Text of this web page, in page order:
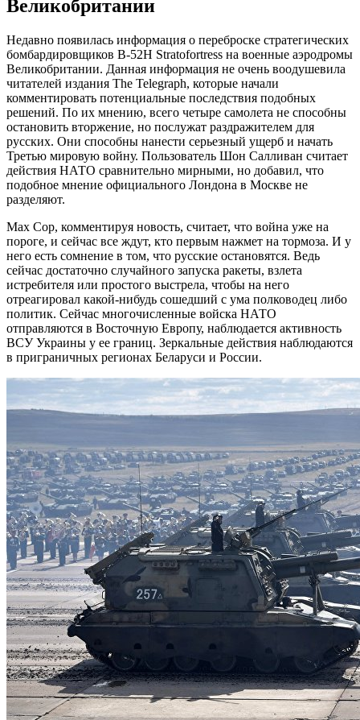
Великобритании
Недавно появилась информация о переброске стратегических
бомбардировщиков B-52H Stratofortress на военные аэродромы
Великобритании. Данная информация не очень воодушевила
читателей издания The Telegraph, которые начали
комментировать потенциальные последствия подобных
решений. По их мнению, всего четыре самолета не способны
остановить вторжение, но послужат раздражителем для
русских. Они способны нанести серьезный ущерб и начать
Третью мировую войну. Пользователь Шон Салливан считает
действия НАТО сравнительно мирными, но добавил, что
подобное мнение официального Лондона в Москве не
разделяют.
Мах Сор, комментируя новость, считает, что война уже на
пороге, и сейчас все ждут, кто первым нажмет на тормоза. И у
него есть сомнение в том, что русские остановятся. Ведь
сейчас достаточно случайного запуска ракеты, взлета
истребителя или простого выстрела, чтобы на него
отреагировал какой-нибудь сошедший с ума полководец либо
политик. Сейчас многочисленные войска НАТО
отправляются в Восточную Европу, наблюдается активность
ВСУ Украины у ее границ. Зеркальные действия наблюдаются
в приграничных регионах Беларуси и России.